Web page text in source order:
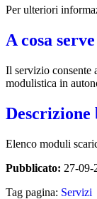
Per ulteriori
A cosa serve
Il servizio consente
modulistica in
Descrizione
Elenco moduli
Pubblicato: 27-09-
Tag pagina: Servizi